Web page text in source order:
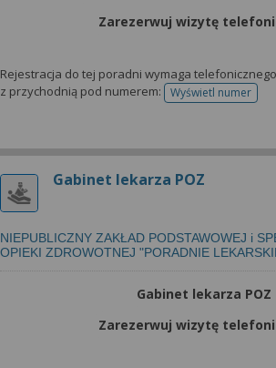
Zarezerwuj wizytę
Rejestracja do tej poradni wymaga
z przychodnią pod numerem:
Wyświetl numer
telefonu do
Gabinet lekarza POZ
NIEPUBLICZNY ZAKŁAD PODSTAWOWEJ i
OPIEKI ZDROWOTNEJ "PORADNIE
Gabinet lekarza POZ
Zarezerwuj wizytę